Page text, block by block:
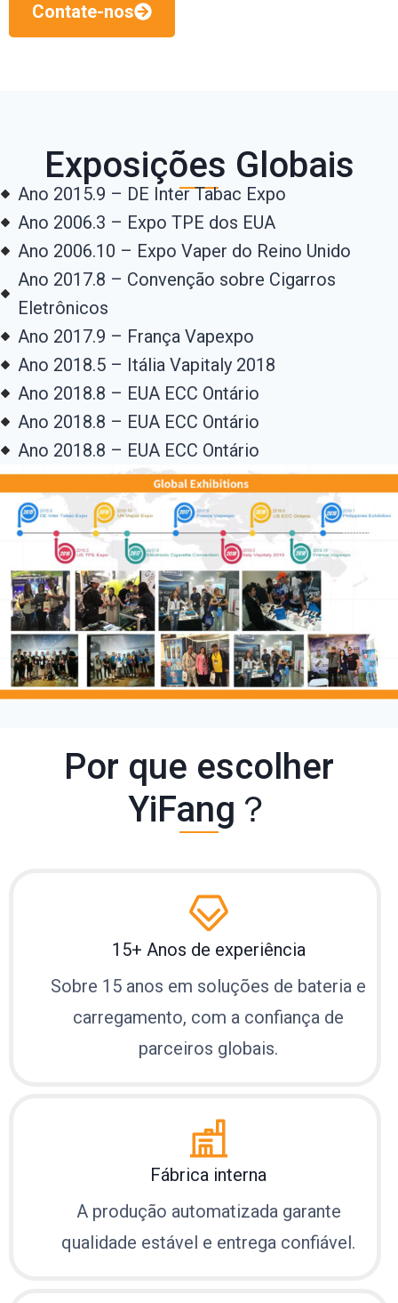
Contate-nos
Exposições Globais
Ano 2015.9 – DE Inter Tabac Expo
Ano 2006.3 – Expo TPE dos EUA
Ano 2006.10 – Expo Vaper do Reino Unido
Ano 2017.8 – Convenção sobre Cigarros
Eletrônicos
Ano 2017.9 – França Vapexpo
Ano 2018.5 – Itália Vapitaly 2018
Ano 2018.8 – EUA ECC Ontário
Ano 2018.8 – EUA ECC Ontário
Ano 2018.8 – EUA ECC Ontário
Por que escolher
YiFang？
15+ Anos de experiência
Sobre 15 anos em soluções de bateria e
carregamento, com a confiança de
parceiros globais.
Fábrica interna
A produção automatizada garante
qualidade estável e entrega confiável.